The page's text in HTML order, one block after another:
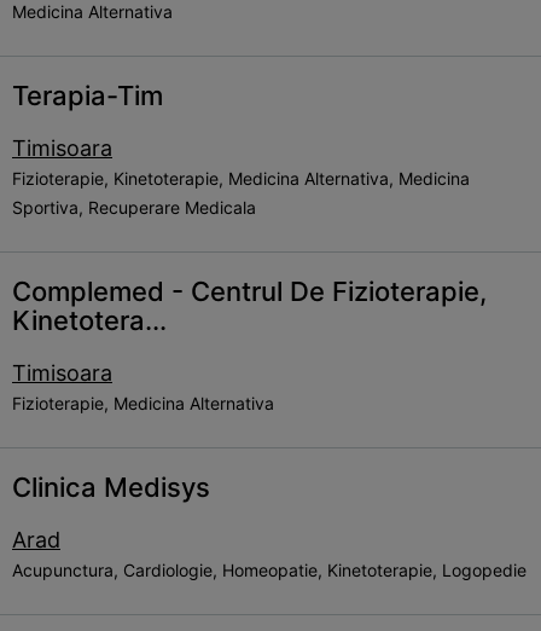
Medicina Alternativa
Terapia-Tim
Timisoara
Fizioterapie, Kinetoterapie, Medicina Alternativa, Medicina
Sportiva, Recuperare Medicala
Complemed - Centrul De Fizioterapie,
Kinetotera...
Timisoara
Fizioterapie, Medicina Alternativa
Clinica Medisys
Arad
Acupunctura, Cardiologie, Homeopatie, Kinetoterapie, Logopedie